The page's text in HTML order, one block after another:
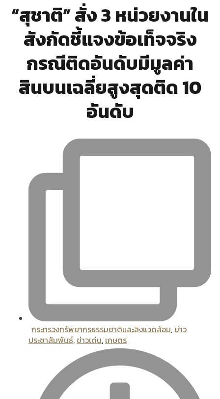
“สุชาติ” สั่ง 3 หน่วยงานใน
สังกัดชี้แจงข้อเท็จจริง
กรณีติดอันดับมีมูลค่า
สินบนเฉลี่ยสูงสุดติด 10
อันดับ
กระทรวงทรัพยากรธรรมชาติและสิงแวดล้อม, ข่าว
ประชาสัมพันธ์, ข่าวเด่น, เกษตร